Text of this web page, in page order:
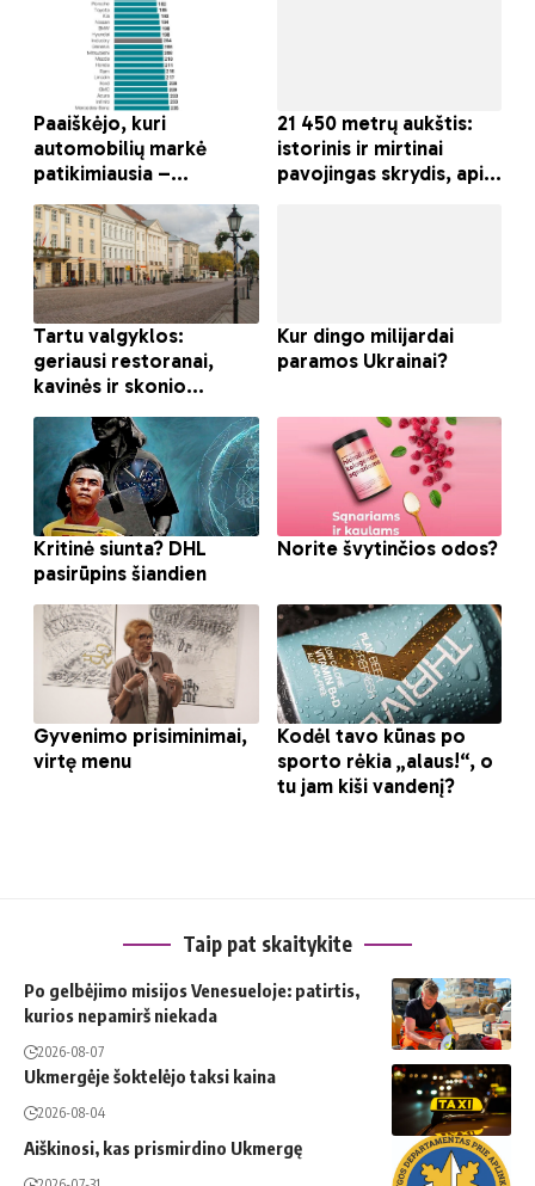
Taip pat skaitykite
Po gelbėjimo misijos Venesueloje: patirtis,
kurios nepamirš niekada
2026-08-07
Ukmergėje šoktelėjo taksi kaina
2026-08-04
Aiškinosi, kas prismirdino Ukmergę